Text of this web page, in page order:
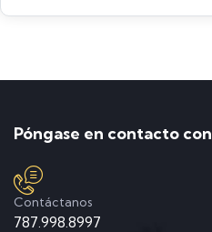
Póngase en contacto con
Contáctanos
787.998.8997